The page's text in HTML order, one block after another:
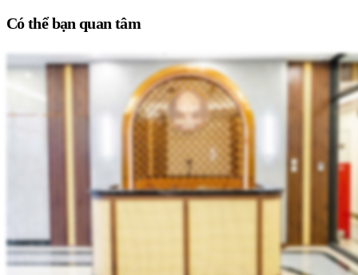
Có thể bạn quan tâm